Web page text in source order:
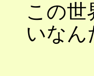
この
いなん